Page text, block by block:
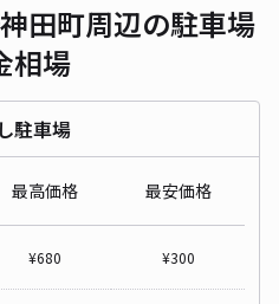
田町周辺の駐車場
相場
駐車場
最高価格 最安価格
¥680 ¥300